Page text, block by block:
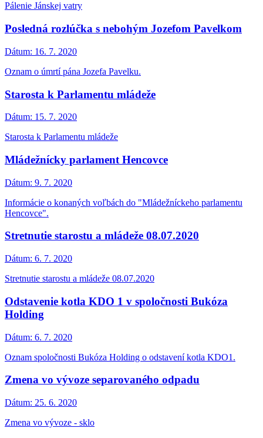
Pálenie Jánskej vatry
Posledná rozlúčka s nebohým Jozefom Pavelkom
Dátum: 16. 7. 2020
Oznam o úmrtí pána Jozefa Pavelku.
Starosta k Parlamentu mládeže
Dátum: 15. 7. 2020
Starosta k Parlamentu mládeže
Mládežnícky parlament Hencovce
Dátum: 9. 7. 2020
Informácie o konaných voľbách do "Mládežníckeho parlamentu
Hencovce".
Stretnutie starostu a mládeže 08.07.2020
Dátum: 6. 7. 2020
Stretnutie starostu a mládeže 08.07.2020
Odstavenie kotla KDO 1 v spoločnosti Bukóza
Holding
Dátum: 6. 7. 2020
Oznam spoločnosti Bukóza Holding o odstavení kotla KDO1.
Zmena vo vývoze separovaného odpadu
Dátum: 25. 6. 2020
Zmena vo vývoze - sklo